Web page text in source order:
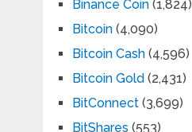
Binance Coin(1,824)
Bitcoin(4,090)
Bitcoin Cash(4,596)
Bitcoin Gold (2,431)
BitConnect(3,699)
BitShares (553)